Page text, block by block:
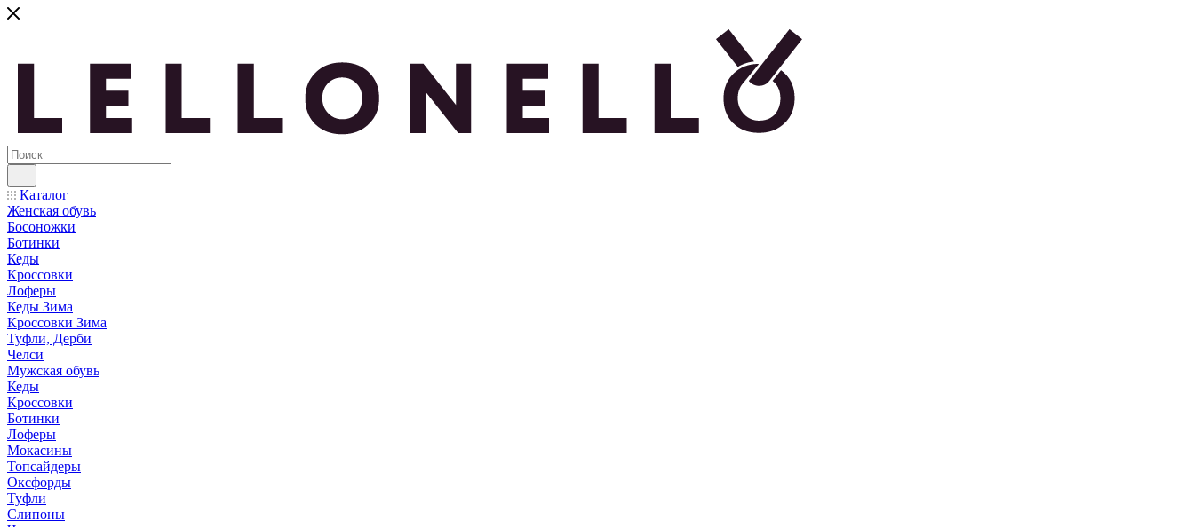
Каталог
Женская обувь
Босоножки
Ботинки
Кеды
Кроссовки
Лоферы
Кеды Зима
Кроссовки Зима
Туфли, Дерби
Челси
Мужская обувь
Кеды
Кроссовки
Ботинки
Лоферы
Мокасины
Топсайдеры
Оксфорды
Туфли
Слипоны